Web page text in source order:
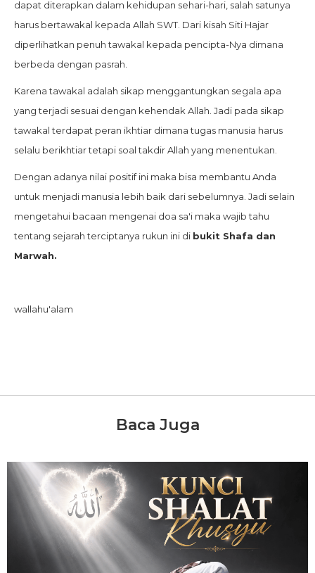
dapat diterapkan dalam kehidupan sehari-hari, salah satunya
harus bertawakal kepada Allah SWT. Dari kisah Siti Hajar
diperlihatkan penuh tawakal kepada pencipta-Nya dimana
berbeda dengan pasrah.
Karena tawakal adalah sikap menggantungkan segala apa
yang terjadi sesuai dengan kehendak Allah. Jadi pada sikap
tawakal terdapat peran ikhtiar dimana tugas manusia harus
selalu berikhtiar tetapi soal takdir Allah yang menentukan.
Dengan adanya nilai positif ini maka bisa membantu Anda
untuk menjadi manusia lebih baik dari sebelumnya. Jadi selain
mengetahui bacaan mengenai doa sa'i maka wajib tahu
tentang sejarah terciptanya rukun ini di bukit Shafa dan
Marwah.
wallahu'alam
Baca Juga